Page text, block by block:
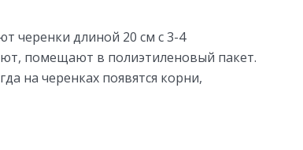
черенки длиной 20 см с 3-4
помещают в полиэтиленовый пакет.
на черенках появятся корни,